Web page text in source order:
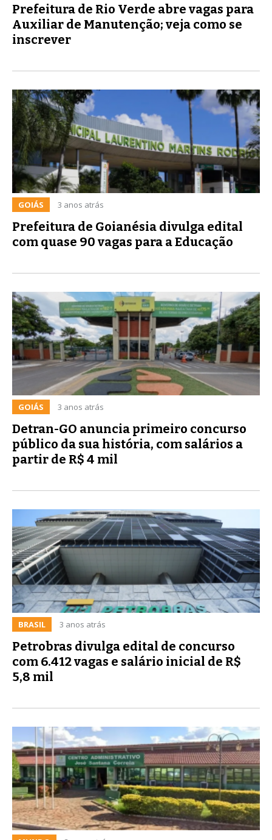
Prefeitura de Rio Verde abre vagas para
Auxiliar de Manutenção; veja como se
inscrever
GOIÁS 3 anos atrás
Prefeitura de Goianésia divulga edital
com quase 90 vagas para a Educação
GOIÁS 3 anos atrás
Detran-GO anuncia primeiro concurso
público da sua história, com salários a
partir de R$ 4 mil
BRASIL 3 anos atrás
Petrobras divulga edital de concurso
com 6.412 vagas e salário inicial de R$
5,8 mil